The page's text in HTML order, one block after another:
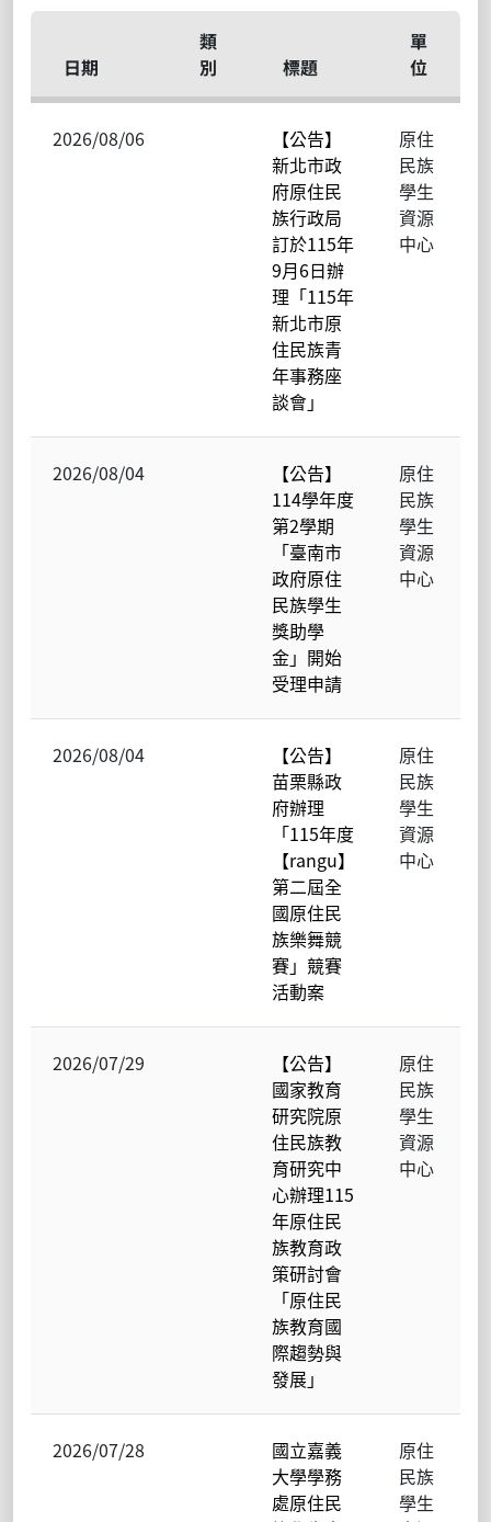
日期
類
別
標題
單
位
2026/08/06
【公告】
新北市政
府原住民
族行政局
訂於115年
9月6日辦
理「115年
新北市原
住民族青
年事務座
談會」
原住
民族
學生
資源
中心
2026/08/04
【公告】
114學年度
第2學期
「臺南市
政府原住
民族學生
獎助學
金」開始
受理申請
原住
民族
學生
資源
中心
2026/08/04
【公告】
苗栗縣政
府辦理
「115年度
【rangu】
第二屆全
國原住民
族樂舞競
賽」競賽
活動案
原住
民族
學生
資源
中心
2026/07/29
【公告】
國家教育
研究院原
住民族教
育研究中
心辦理115
年原住民
族教育政
策研討會
「原住民
族教育國
際趨勢與
發展」
原住
民族
學生
資源
中心
2026/07/28
國立嘉義
大學學務
處原住民
原住
民族
學生